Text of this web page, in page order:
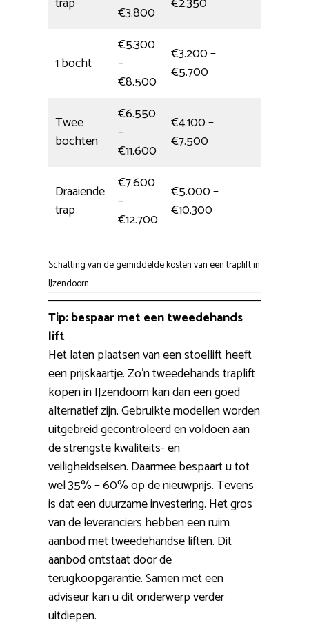
€3.800
1 bocht
€5.300
–
€8.500
€3.200 –
€5.700
Twee
bochten
€6.550
–
€11.600
€4.100 –
€7.500
Draaiende
trap
€7.600
–
€12.700
€5.000 –
€10.300
Schatting van de gemiddelde kosten van een traplift in
IJzendoorn.
Tip: bespaar met een tweedehands
lift
Het laten plaatsen van een stoellift heeft
een prijskaartje. Zo’n tweedehands traplift
kopen in IJzendoorn kan dan een goed
alternatief zijn. Gebruikte modellen worden
uitgebreid gecontroleerd en voldoen aan
de strengste kwaliteits- en
veiligheidseisen. Daarmee bespaart u tot
wel 35% – 60% op de nieuwprijs. Tevens
is dat een duurzame investering. Het gros
van de leveranciers hebben een ruim
aanbod met tweedehandse liften. Dit
aanbod ontstaat door de
terugkoopgarantie. Samen met een
adviseur kan u dit onderwerp verder
uitdiepen.